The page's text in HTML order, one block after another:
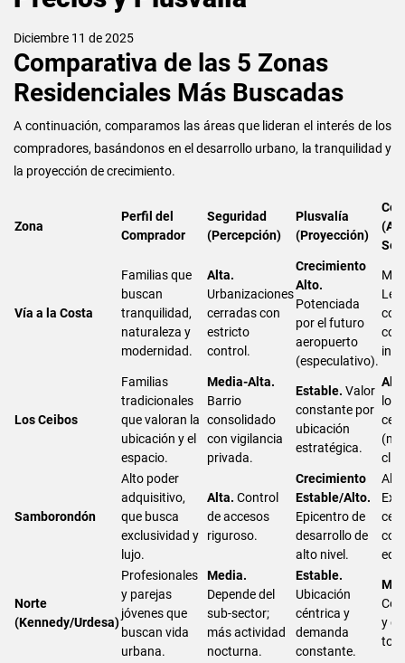
Diciembre 11 de 2025
Comparativa de las 5 Zonas
Residenciales Más Buscadas
A continuación, comparamos las áreas que lideran el interés de los
compradores, basándonos en el desarrollo urbano, la tranquilidad y
la proyección de crecimiento.
Zona
Perfil del
Comprador
Seguridad
(Percepción)
Plusvalía
(Proyección)
Vía a la Costa
Familias que
buscan
tranquilidad,
naturaleza y
modernidad.
Alta.
Urbanizaciones
cerradas con
estricto
control.
Crecimiento
Alto.
Potenciada
por el futuro
aeropuerto
(especulativo).
con
Los Ceibos
Familias
tradicionales
que valoran la
ubicación y el
espacio.
Media-Alta.
Barrio
consolidado
con vigilancia
privada.
Estable. Valor
constante por
ubicación
estratégica.
los
Samborondón
Alto poder
adquisitivo,
que busca
exclusividad y
lujo.
Alta. Control
de accesos
riguroso.
Crecimiento
Estable/Alto.
Epicentro de
desarrollo de
alto nivel.
Norte
(Kennedy/Urdesa)
Profesionales
y parejas
jóvenes que
buscan vida
urbana.
Media.
Depende del
sub-sector;
más actividad
nocturna.
Estable.
Ubicación
céntrica y
demanda
constante.
y